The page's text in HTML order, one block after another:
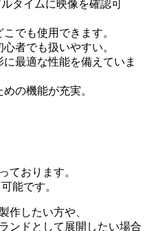
タイムに映像を確認可
でも使用できます。
者でも扱いやすい。
最適な性能を備えていま
の機能が充実。
ております。
能です。
作したい方や、
ンドとして展開したい場合